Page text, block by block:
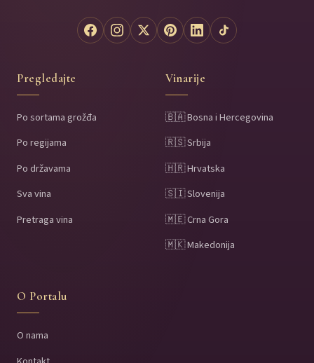
Pregledajte
Po sortama grožđa
Po regijama
Po državama
Sva vina
Pretraga vina
Vinarije
🇧🇦 Bosna i Hercegovina
🇷🇸 Srbija
🇭🇷 Hrvatska
🇸🇮 Slovenija
🇲🇪 Crna Gora
🇲🇰 Makedonija
O Portalu
O nama